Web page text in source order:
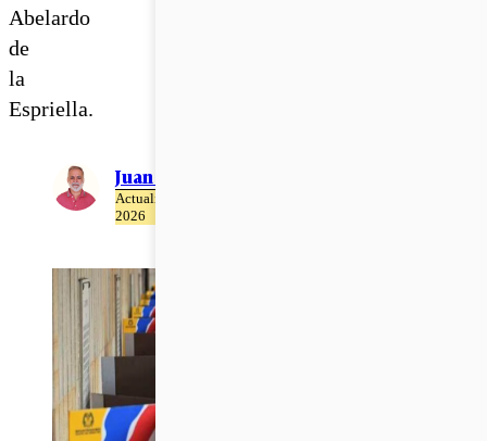
Abelardo
de
la
Espriella.
Juan Pablo Ernst
Actualizado el 02 de Julio del
2026